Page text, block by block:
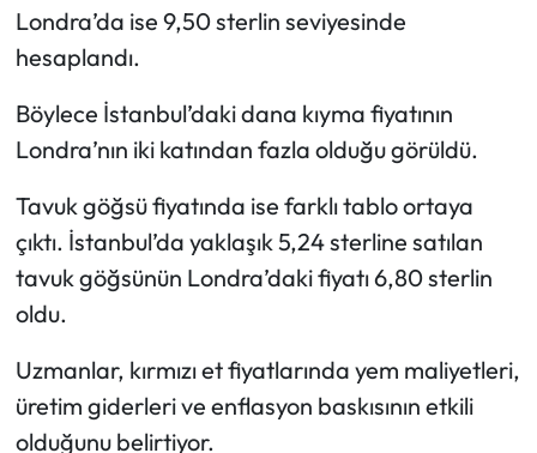
Londra’da ise 9,50 sterlin seviyesinde
hesaplandı.
Böylece İstanbul’daki dana kıyma fiyatının
Londra’nın iki katından fazla olduğu görüldü.
Tavuk göğsü fiyatında ise farklı tablo ortaya
çıktı. İstanbul’da yaklaşık 5,24 sterline satılan
tavuk göğsünün Londra’daki fiyatı 6,80 sterlin
oldu.
Uzmanlar, kırmızı et fiyatlarında yem maliyetleri,
üretim giderleri ve enflasyon baskısının etkili
olduğunu belirtiyor.